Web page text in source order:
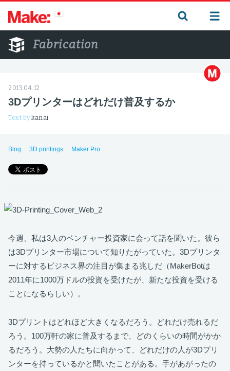
Fabrication
2013.04.12
3Dプリンターはどれだけ普及するか
Text bykanai
Blog 3D printings Maker Pro
今週、私は3人のベンチャー投資家に会って話を聞いた。彼ら
は3Dプリンター市場について知りたがっていた。3Dプリンタ
ーに対するビジネス界の注目が集まる兆しだ（MakerBotは
2011年に1000万ドルの投資を受けたが、新たな投資を受ける
ことになるらしい）。
3Dプリントはどれほど大きくなるだろう。どれだけ売れるだ
ろう。100万軒の家に普及するまで、どのくらいの時間がかか
るだろう。大勢の人たちに向かって、どれだけの人が3Dプリ
ンターを持っているかと聞いたことがある。手があがったの